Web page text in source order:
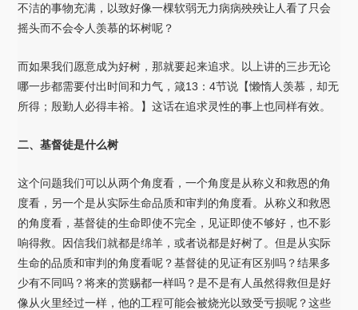
不洁的事物充满，以致好像一棵软弱无力病病殃殃让人看了只会
摇头而不会令人羡慕的坏树呢？
而如果我们愿意成为好树，那就要起来追求。以上讲的三步无论
哪一步都需要付出时间和力气，箴13：4节说【懒惰人羡慕，却无
所得；殷勤人必得丰裕。】这话在追求灵性的事上也同样有效。
二、基督徒是什么树
这个问题我们可以从两个角度看，一个角度是从称义和救恩的角
度看，另一个是从实际生命品质和审判的角度看。从称义和救恩
的角度看，基督徒的生命即使不完全，见证即使不够好，也不影
响得救。因信我们就都是绵羊，或者说都是好树了。但是从实际
生命的品质和审判的角度看呢？基督徒的见证有区别吗？结果多
少有不同吗？将来的赏赐都一样吗？是不是有人虽然得救但是好
像从火里经过一样，他的工程可能会被烧光以致受亏损呢？这些